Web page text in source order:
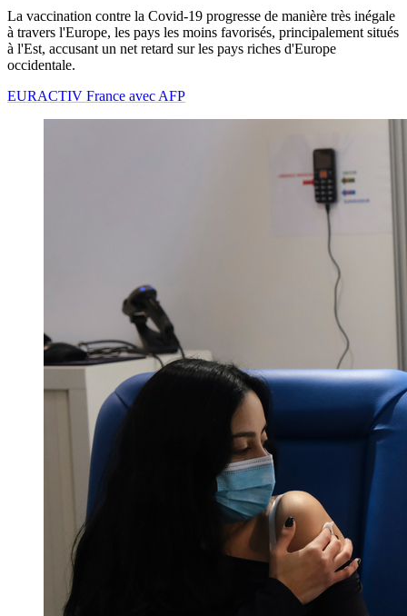
La vaccination contre la Covid-19 progresse de manière très inégale
à travers l'Europe, les pays les moins favorisés, principalement situés
à l'Est, accusant un net retard sur les pays riches d'Europe
occidentale.
EURACTIV France avec AFP